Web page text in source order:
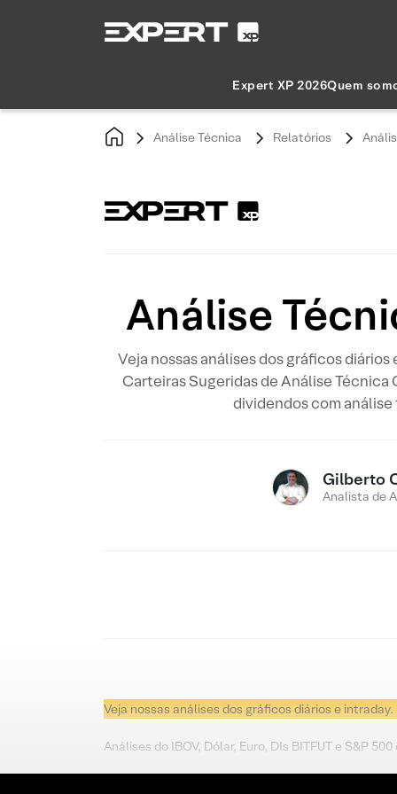
Expert XP 2026Quem
Análise Técnica Relatórios
Análise
Veja nossas análises dos gráficos
Carteiras Sugeridas de Análise
dividendos com análise
Gilberto
Analista de
Veja nossas análises dos gráficos diários e intraday.
Análises do IBOV, Dólar, Euro, DIs BITFUT e S&P